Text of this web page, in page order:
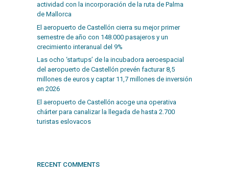
actividad con la incorporación de la ruta de Palma
de Mallorca
El aeropuerto de Castellón cierra su mejor primer
semestre de año con 148.000 pasajeros y un
crecimiento interanual del 9%
Las ocho ‘startups’ de la incubadora aeroespacial
del aeropuerto de Castellón prevén facturar 8,5
millones de euros y captar 11,7 millones de inversión
en 2026
El aeropuerto de Castellón acoge una operativa
chárter para canalizar la llegada de hasta 2.700
turistas eslovacos
RECENT COMMENTS